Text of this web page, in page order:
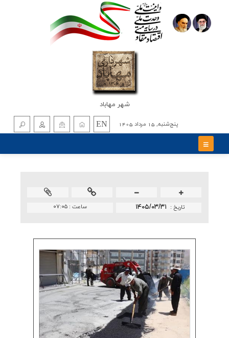
شهر مهاباد
پنج‌شنبه, 15 مرداد 1405 EN
ساعت :۰۷:۰۵ تاريخ : ۱۴۰۵/۰۳/۳۱